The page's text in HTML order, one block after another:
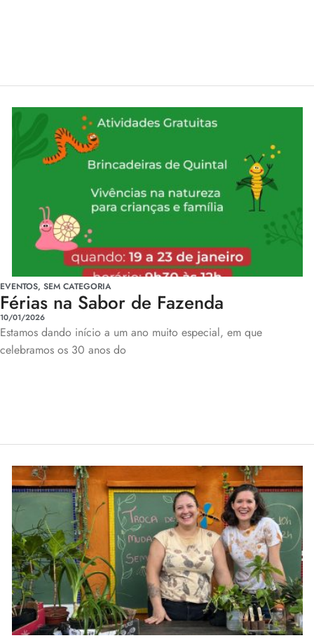
EVENTOS, SEM CATEGORIA
Férias na Sabor de Fazenda
10/01/2026
Estamos dando início a um ano muito especial, em que
celebramos os 30 anos do